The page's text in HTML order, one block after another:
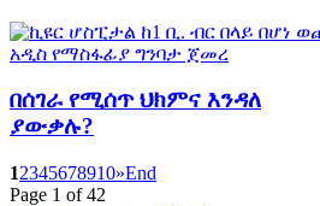
በሰገራ የሚሰጥ ህክምና እንዳለ
ያውቃሉ?
12345678910»End
Page 1 of 42